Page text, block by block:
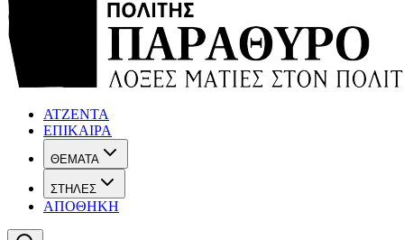
ΑΤΖΕΝΤΑ
ΕΠΙΚΑΙΡΑ
ΘΕΜΑΤΑ
ΣΤΗΛΕΣ
ΑΠΟΘΗΚΗ